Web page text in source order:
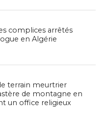
complices arrêtés
en Algérie
terrain meurtrier
de montagne en
un office religieux